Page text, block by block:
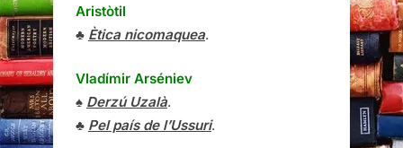
Aristòtil
♣ Ètica nicomaquea.
Vladímir Arséniev
♠ Derzú Uzalà.
♣ Pel país de l’Ussuri.